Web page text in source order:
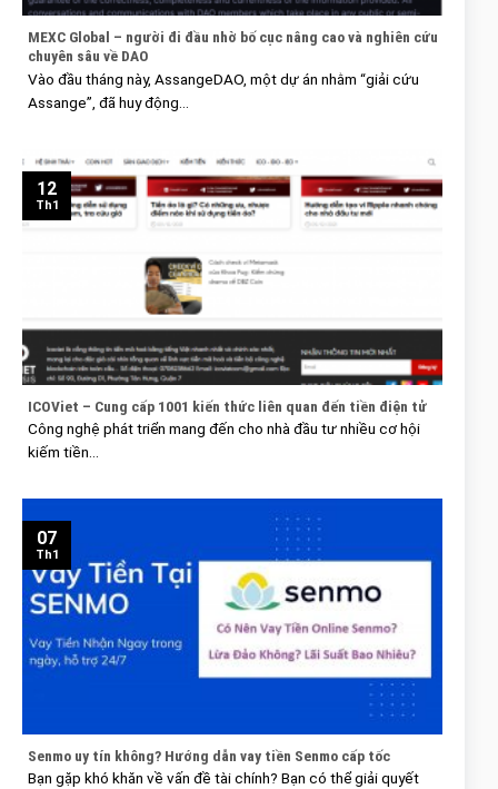
MEXC Global – người đi đầu nhờ bố cục nâng cao và nghiên cứu
chuyên sâu về DAO
Vào đầu tháng này, AssangeDAO, một dự án nhằm “giải cứu
Assange”, đã huy động...
ICOViet – Cung cấp 1001 kiến thức liên quan đến tiền điện tử
Công nghệ phát triển mang đến cho nhà đầu tư nhiều cơ hội
kiếm tiền...
12
Th1
Senmo uy tín không? Hướng dẫn vay tiền Senmo cấp tốc
Bạn gặp khó khăn về vấn đề tài chính? Bạn có thể giải quyết
07
Th1